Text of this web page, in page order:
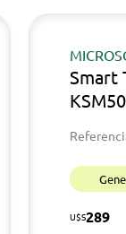
Smart
U$S289